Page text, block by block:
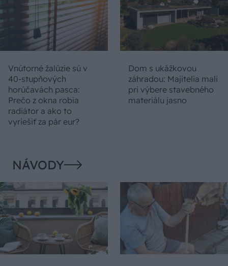
Vnútorné žalúzie sú v
40-stupňových
horúčavách pasca:
Prečo z okna robia
radiátor a ako to
vyriešiť za pár eur?
Dom s ukážkovou
záhradou: Majitelia mali
pri výbere stavebného
materiálu jasno
NÁVODY